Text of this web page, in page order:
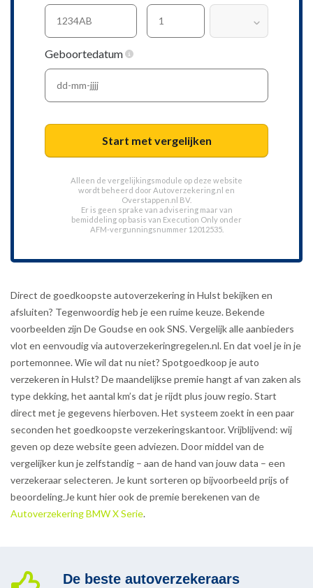
Geboortedatum
Start met vergelijken
Alleen de vergelijkingsmodule op deze website
wordt beheerd door Autoverzekering.nl en
Overstappen.nl BV.
Er is geen sprake van advisering maar van
bemiddeling op basis van Execution Only onder
AFM-vergunningsnummer 12012535.
Direct de goedkoopste autoverzekering in Hulst bekijken en
afsluiten? Tegenwoordig heb je een ruime keuze. Bekende
voorbeelden zijn De Goudse en ook SNS. Vergelijk alle aanbieders
vlot en eenvoudig via autoverzekeringregelen.nl. En dat voel je in je
portemonnee. Wie wil dat nu niet? Spotgoedkoop je auto
verzekeren in Hulst? De maandelijkse premie hangt af van zaken als
type dekking, het aantal km’s dat je rijdt plus jouw regio. Start
direct met je gegevens hierboven. Het systeem zoekt in een paar
seconden het goedkoopste verzekeringskantoor. Vrijblijvend: wij
geven op deze website geen adviezen. Door middel van de
vergelijker kun je zelfstandig – aan de hand van jouw data – een
verzekeraar selecteren. Je kunt sorteren op bijvoorbeeld prijs of
beoordeling.Je kunt hier ook de premie berekenen van de
Autoverzekering BMW X Serie.
De beste autoverzekeraars